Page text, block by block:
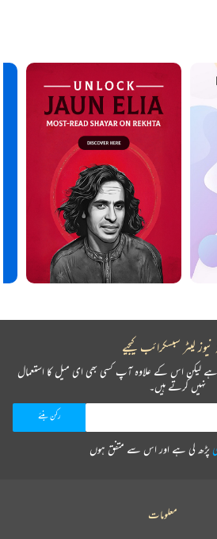
نیوز لیٹر سبسکرائب کیجیے
ہے لیکن اس کے علاوہ آپ کسی بھی ای میل کا استعمال
نہیں کرتے ہیں۔
پڑھ لی ہے اور اس سے متفق ہوں
معلومات